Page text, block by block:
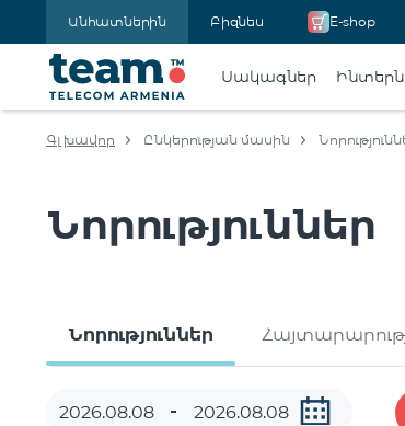
Անհատներին Բիզնես E-shop
Սակագներ
Գլխավոր Ընկերության մասին
Նորություններ
Նորություններ